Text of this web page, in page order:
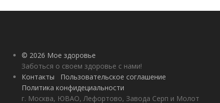
© 2026 Мое здоровье
Заботься о своем здоровье с нами!
Контакты
Пользовательское соглашение
Политика конфидециальности
г. Москва, ЮВАО, Лефортово, Завода Серп и Молот